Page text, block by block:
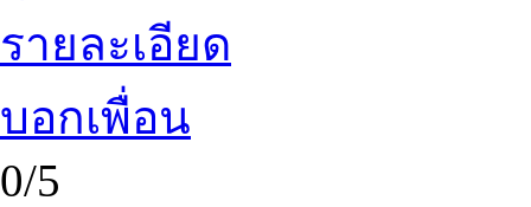
รายละเอียด
บอกเพื่อน
0/5